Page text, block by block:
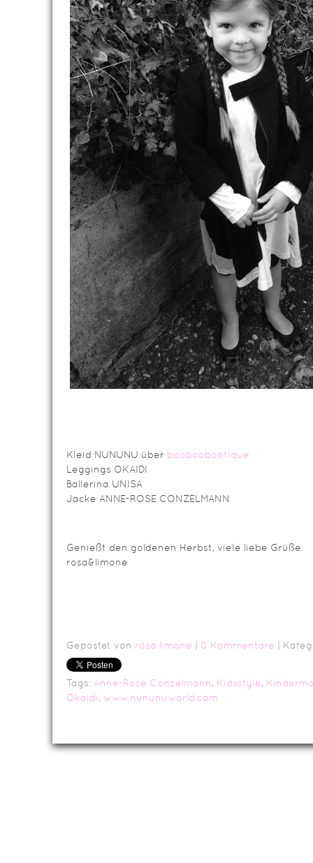
Kleid NUNUNU über booboobootique
Leggings OKAIDI
Ballerina UNISA
Jacke ANNE-ROSE CONZELMANN
Genießt den goldenen Herbst, viele liebe Grüße
rosa&limone
Gepostet von rosa limone 0 Kommentare |
Tags: Anne-Rose Conzelmann, Kidsstyle,
Okaidi, www.nununuworld.com